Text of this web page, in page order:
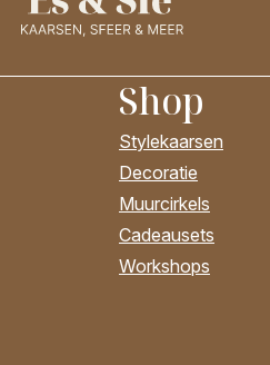
Shop
Stylekaarsen
Decoratie
Muurcirkels
Cadeausets
Workshops